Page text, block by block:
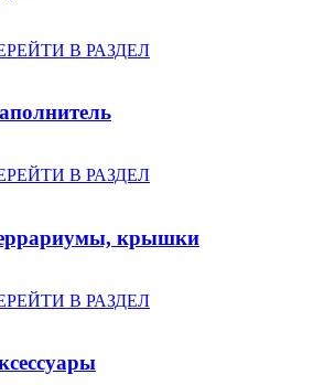
В РАЗДЕЛ
В РАЗДЕЛ
крышки
В РАЗДЕЛ